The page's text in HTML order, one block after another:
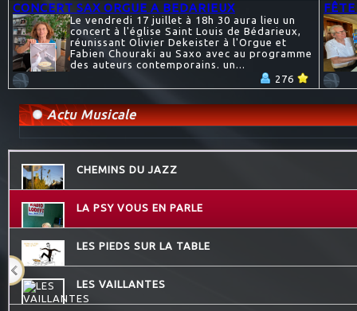
CONCERT SAX ORGUE A BEDARIEUX
Le vendredi 17 juillet à 18h 30 aura lieu un
concert à l'église Saint Louis de Bédarieux,
réunissant Olivier Dekeister à l'Orgue et
Fabien Chouraki au Saxo avec au programme
des auteurs contemporains. un...
276
Actu Musicale
CHEMINS DU JAZZ
LA PSY VOUS EN PARLE
LES PIEDS SUR LA TABLE
LES VAILLANTES